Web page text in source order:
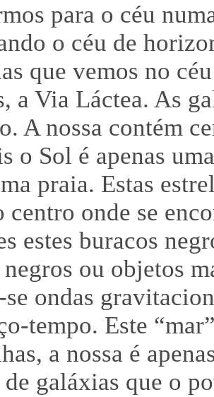
para o céu
o céu de
que vemos no
a Via Láctea. As
A nossa contém
o Sol é apenas
praia. Estas
centro onde se
estes buracos
ou objetos
ondas
tempo. Este
a nossa é
galáxias que o